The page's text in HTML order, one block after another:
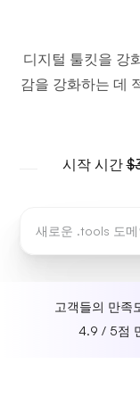
디지털 툴킷을 강
감을 강화하는 데
시작 시간
고객들의 만족
4.9 / 5점